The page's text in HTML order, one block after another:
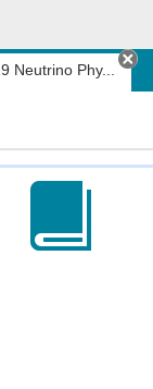
Neutrino Phy...